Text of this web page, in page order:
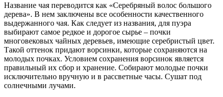
Название чая переводится как «Серебряный волос большого
дерева». В нем заключены все особенности качественного
выдержанного чая. Как следует из названия, для пуэра
выбирают самое редкое и дорогое сырье – почки
многовековых чайных деревьев, имеющие серебристый цвет.
Такой оттенок придают ворсинки, которые сохраняются на
молодых почках. Условием сохранения ворсинок является
правильный их сбор и хранение. Собирают молодые почки
исключительно вручную и в рассветные часы. Сушат под
солнечными лучами.